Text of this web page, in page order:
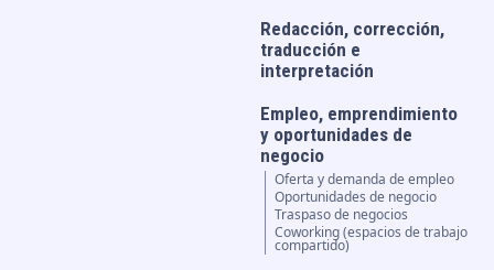
Redacción, corrección,
traducción e
interpretación
Empleo, emprendimiento
y oportunidades de
negocio
Oferta y demanda de empleo
Oportunidades de negocio
Traspaso de negocios
Coworking (espacios de trabajo
compartido)